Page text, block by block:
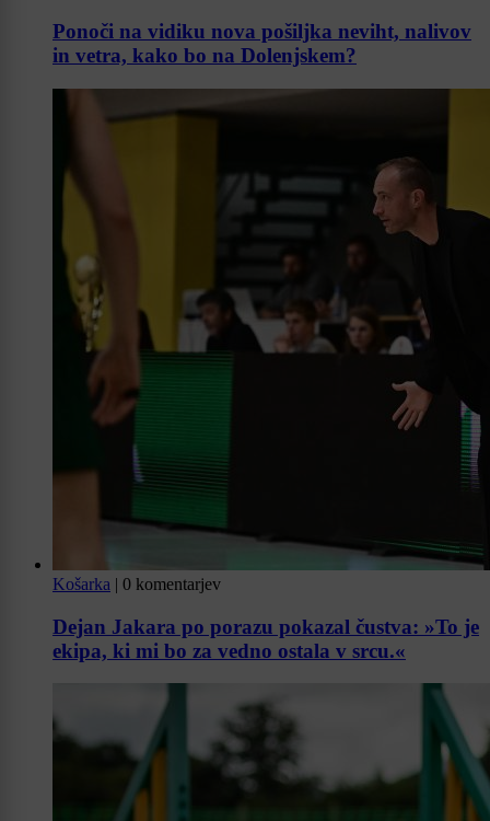
Ponoči na vidiku nova pošiljka neviht, nalivov
in vetra, kako bo na Dolenjskem?
Košarka | 0 komentarjev
Dejan Jakara po porazu pokazal čustva: »To je
ekipa, ki mi bo za vedno ostala v srcu.«